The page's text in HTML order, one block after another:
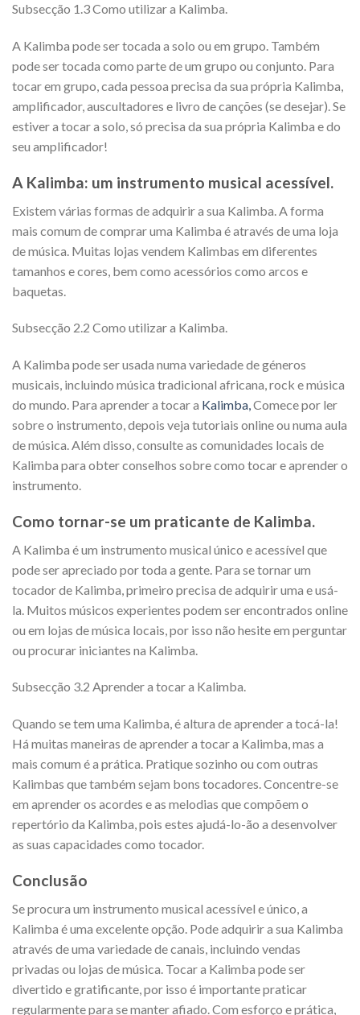
Subsecção 1.3 Como utilizar a Kalimba.
A Kalimba pode ser tocada a solo ou em grupo. Também
pode ser tocada como parte de um grupo ou conjunto. Para
tocar em grupo, cada pessoa precisa da sua própria Kalimba,
amplificador, auscultadores e livro de canções (se desejar). Se
estiver a tocar a solo, só precisa da sua própria Kalimba e do
seu amplificador!
A Kalimba: um instrumento musical acessível.
Existem várias formas de adquirir a sua Kalimba. A forma
mais comum de comprar uma Kalimba é através de uma loja
de música. Muitas lojas vendem Kalimbas em diferentes
tamanhos e cores, bem como acessórios como arcos e
baquetas.
Subsecção 2.2 Como utilizar a Kalimba.
A Kalimba pode ser usada numa variedade de géneros
musicais, incluindo música tradicional africana, rock e música
do mundo. Para aprender a tocar a Kalimba,Comece por ler
sobre o instrumento, depois veja tutoriais online ou numa aula
de música. Além disso, consulte as comunidades locais de
Kalimba para obter conselhos sobre como tocar e aprender o
instrumento.
Como tornar-se um praticante de Kalimba.
A Kalimba é um instrumento musical único e acessível que
pode ser apreciado por toda a gente. Para se tornar um
tocador de Kalimba, primeiro precisa de adquirir uma e usá-
la. Muitos músicos experientes podem ser encontrados online
ou em lojas de música locais, por isso não hesite em perguntar
ou procurar iniciantes na Kalimba.
Subsecção 3.2 Aprender a tocar a Kalimba.
Quando se tem uma Kalimba, é altura de aprender a tocá-la!
Há muitas maneiras de aprender a tocar a Kalimba, mas a
mais comum é a prática. Pratique sozinho ou com outras
Kalimbas que também sejam bons tocadores. Concentre-se
em aprender os acordes e as melodias que compõem o
repertório da Kalimba, pois estes ajudá-lo-ão a desenvolver
as suas capacidades como tocador.
Conclusão
Se procura um instrumento musical acessível e único, a
Kalimba é uma excelente opção. Pode adquirir a sua Kalimba
através de uma variedade de canais, incluindo vendas
privadas ou lojas de música. Tocar a Kalimba pode ser
divertido e gratificante, por isso é importante praticar
regularmente para se manter afiado. Com esforço e prática,